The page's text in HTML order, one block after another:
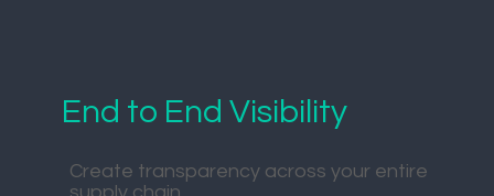
End to End Visibility
Create transparency across your entire